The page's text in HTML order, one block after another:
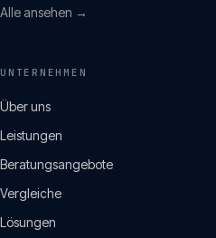
Alle ansehen →
UNTERNEHMEN
Über uns
Leistungen
Beratungsangebote
Vergleiche
Lösungen